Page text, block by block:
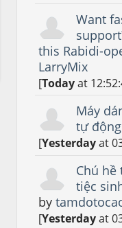
Want
this Rabidi-
LarryMix
[Todayat
Máy
tự động
[Yesterdayat
Chú
tiệc
by
[Yesterdayat